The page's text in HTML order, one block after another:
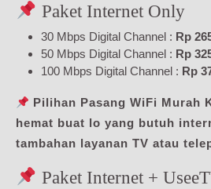
Paket Internet Only
30 Mbps Digital Channel : Rp
50 Mbps Digital Channel : Rp
100 Mbps Digital Channel : Rp
Pilihan Pasang WiFi Murah
hemat buat lo yang butuh
tambahan layanan TV atau
Paket Internet +